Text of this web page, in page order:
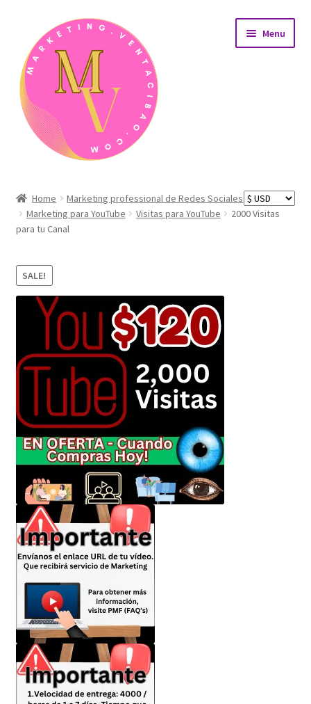
navigation
content
Menu
AreaÁrea de afiliados
Detalles de nuestros productos de desarrollo web
Envíanos tus Enlaces
Finalizar compra
JuanSabeloTodo tu Anfitrión
Nicky Jam
NickyJam PMFs/FAQs
Papi Longaniza
PMF FAQs
Política de privacidad
Política de reembolsos y devoluciones
Home
Marketing professional de Redes Sociales
Marketing para YouTube
Visitas para YouTube
2000 Visitas
para tu Canal
SALE!